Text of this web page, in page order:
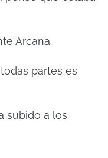
Arcana.
partes es
subido a los